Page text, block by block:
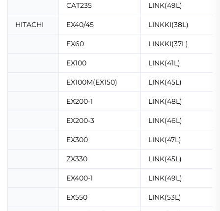
CAT235 LINK(49L)
HITACHI EX40/45 LINKKI(38L)
EX60 LINKKI(37L)
EX100 LINK(41L)
EX100M(EX150) LINK(45L)
EX200-1 LINK(48L)
EX200-3 LINK(46L)
EX300 LINK(47L)
ZX330 LINK(45L)
EX400-1 LINK(49L)
EX550 LINK(53L)